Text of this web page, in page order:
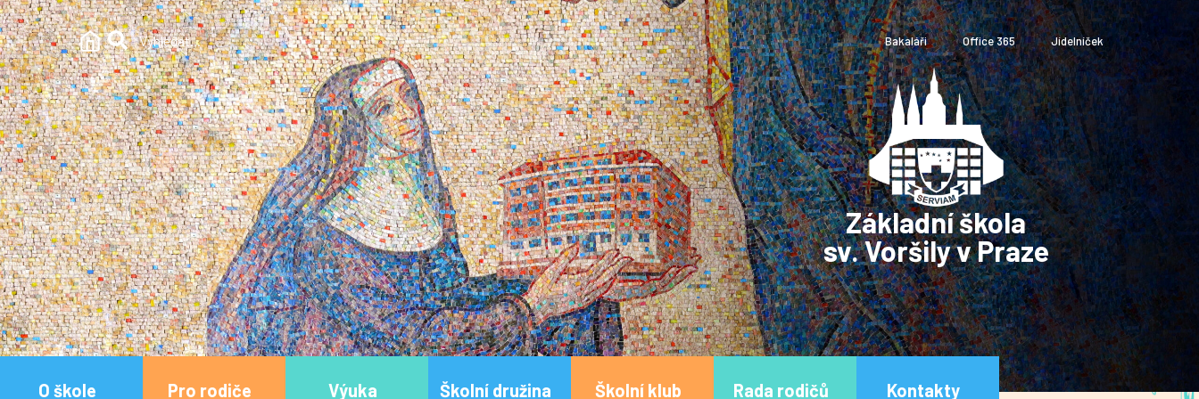
Bakaláři Office 365 Jídelníček
Základní škola
sv. Voršily v Praze
O škole Pro rodiče Výuka Školní družina Školní klub Rada rodičů Kontakty